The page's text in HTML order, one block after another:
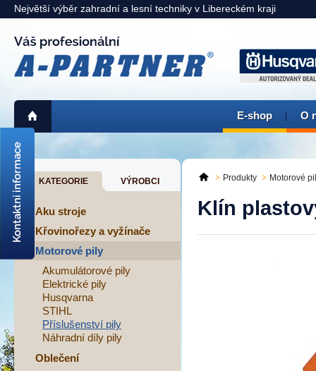
Největší výběr zahradní a lesní techniky v Libereckém kraji
E-shop O
725 311 900
liberec@a-partner.cz
KAMENNÁ PRODEJNA:
Liberec
> mapa <
KATEGORIE VÝROBCI
Aku stroje
Křovinořezy a vyžínače
Motorové pily
Akumulátorové pily
Elektrické pily
Husqvarna
STIHL
Příslušenství pily
Náhradní díly pily
Oblečení
Produkty Motorové
Klín